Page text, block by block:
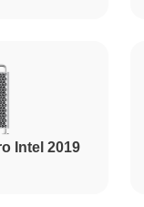
Intel 2019